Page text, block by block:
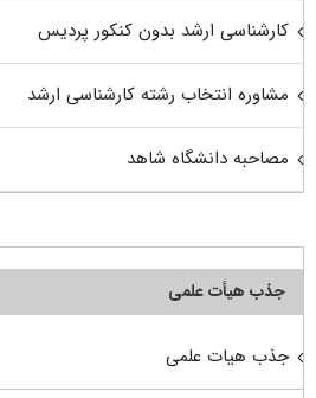
کارشناسی ارشد بدون کنکور پردیس
مشاوره انتخاب رشته کارشناسی ارشد
مصاحبه دانشگاه شاهد
جذب هیأت علمی
جذب هیات علمی